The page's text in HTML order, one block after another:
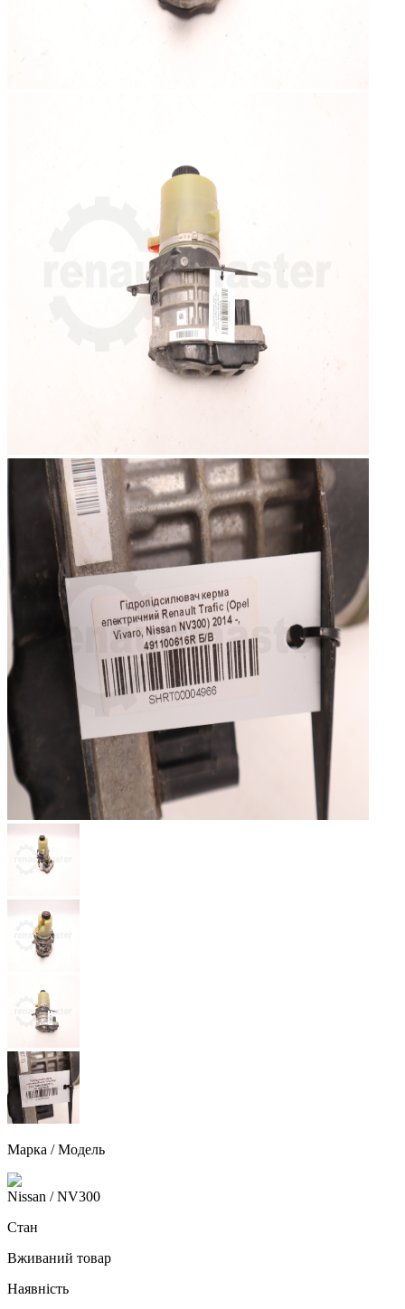
Марка / Модель
Nissan / NV300
Стан
Вживаний товар
Наявність